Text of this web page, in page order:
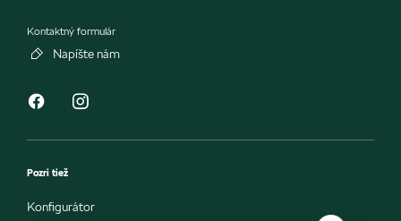
Kontaktný formulár
Napíšte nám
Pozri tiež
Konfigurátor